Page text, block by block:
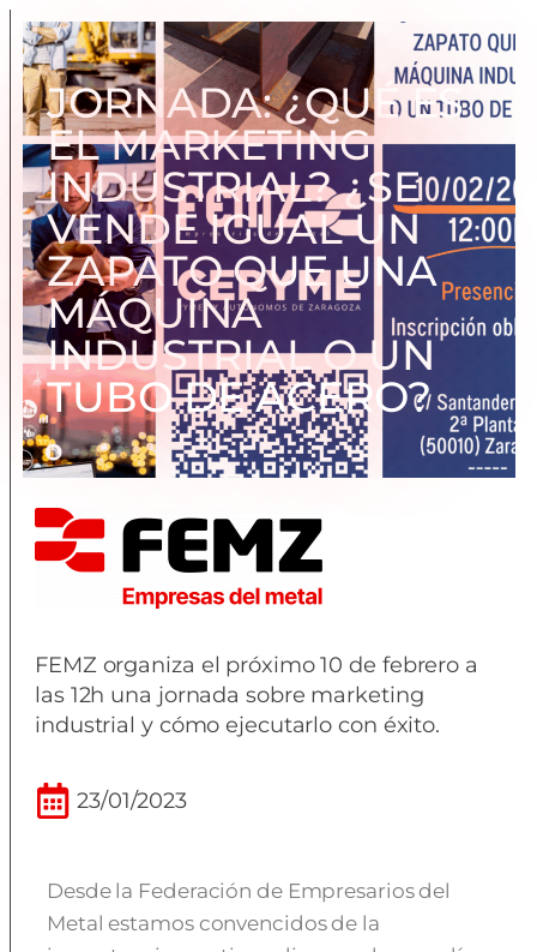
JORNADA: ¿QUÉ ES
EL MARKETING
INDUSTRIAL? ¿SE
VENDE IGUAL UN
ZAPATO QUE UNA
MÁQUINA
INDUSTRIAL O UN
TUBO DE ACERO?
FEMZ organiza el próximo 10 de febrero a
las 12h una jornada sobre marketing
industrial y cómo ejecutarlo con éxito.
23/01/2023
Desde la Federación de Empresarios del
Metal estamos convencidos de la